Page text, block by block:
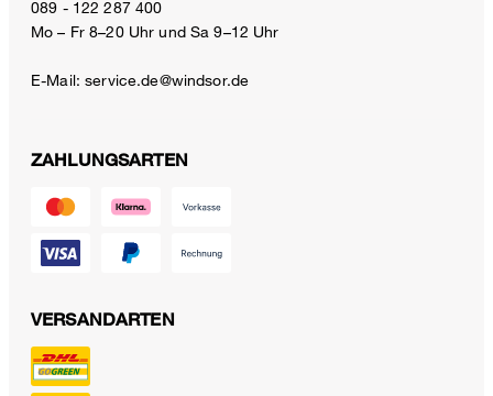
089 - 122 287 400
Mo – Fr 8–20 Uhr und Sa 9–12 Uhr
E-Mail:service.de@windsor.de
ZAHLUNGSARTEN
VERSANDARTEN